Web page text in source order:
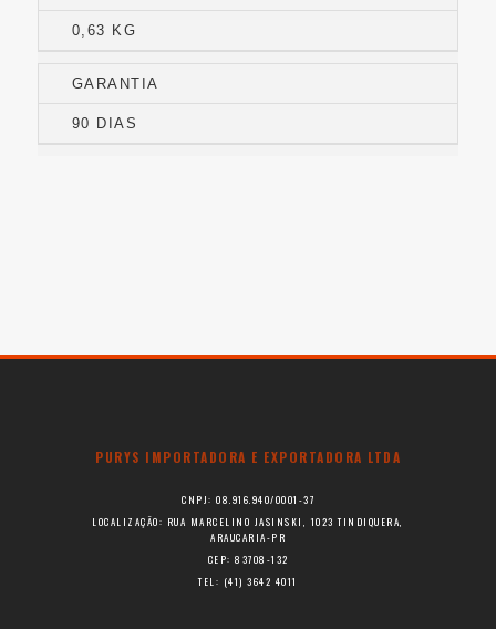
0,63 KG
GARANTIA
90 DIAS
PURYS IMPORTADORA E EXPORTADORA LTDA
CNPJ: 08.916.940/0001-37
LOCALIZAÇÃO: RUA MARCELINO JASINSKI, 1023 TINDIQUERA,
ARAUCARIA-PR
CEP: 83708-132
TEL: (41) 3642 4011